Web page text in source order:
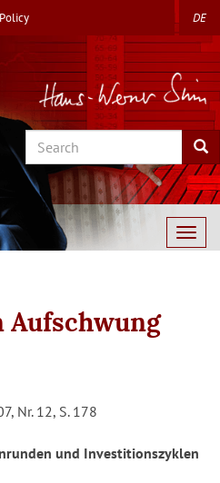
DE
Search
Aufschwung
Nr. 12, S. 178
und Investitionszyklen